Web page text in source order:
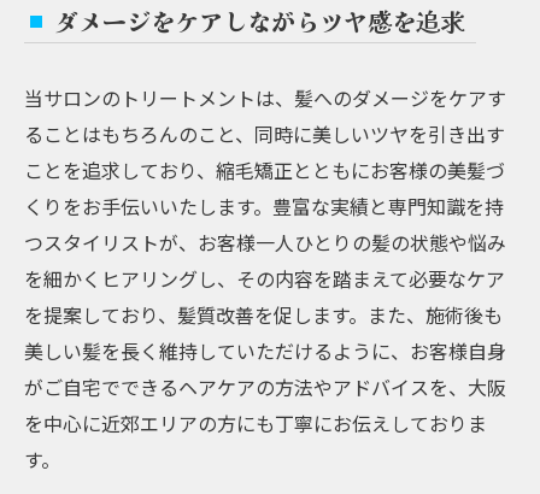
ダメージをケアしながらツヤ感を追求
当サロンのトリートメントは、髪へのダメージをケアす
ることはもちろんのこと、同時に美しいツヤを引き出す
ことを追求しており、縮毛矯正とともにお客様の美髪づ
くりをお手伝いいたします。豊富な実績と専門知識を持
つスタイリストが、お客様一人ひとりの髪の状態や悩み
を細かくヒアリングし、その内容を踏まえて必要なケア
を提案しており、髪質改善を促します。また、施術後も
美しい髪を長く維持していただけるように、お客様自身
がご自宅でできるヘアケアの方法やアドバイスを、大阪
を中心に近郊エリアの方にも丁寧にお伝えしておりま
す。